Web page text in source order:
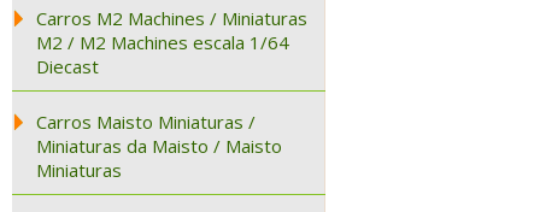
Carros M2 Machines / Miniaturas
M2 / M2 Machines escala 1/64
Diecast
Carros Maisto Miniaturas /
Miniaturas da Maisto / Maisto
Miniaturas